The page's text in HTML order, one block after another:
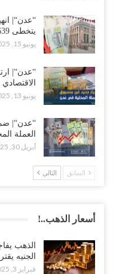
“عدن“|
يتخطى 2639…
يونيو 15, 2025
“عدن“|
يونيو 13, 2025
“عدن“|
العملة
أبريل 30, 2025
السابق التالي
أسعار الذهب..!
الذهب
الجنيه
فبراير 3, 2025